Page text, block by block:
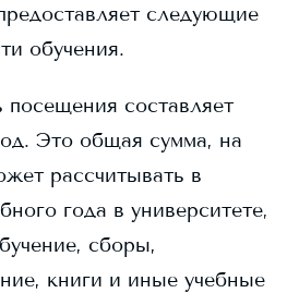
следующие
обучения.
составляет
Это общая сумма, на
рассчитывать в
года в университете,
сборы,
книги и иные учебные